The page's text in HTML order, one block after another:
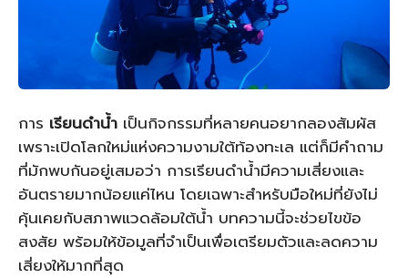
การ เรียนดำน้ำ เป็นกิจกรรมที่หลายคนอยากลองสัมผัส
เพราะเปิดโลกใหม่แห่งความงามใต้ท้องทะเล แต่ก็มีคำถาม
ที่มักพบกันอยู่เสมอว่า การเรียนดำน้ำมีความเสี่ยงและ
อันตรายมากน้อยแค่ไหน โดยเฉพาะสำหรับมือใหม่ที่ยังไม่
คุ้นเคยกับสภาพแวดล้อมใต้น้ำ บทความนี้จะช่วยไขข้อ
สงสัย พร้อมให้ข้อมูลที่จำเป็นเพื่อเตรียมตัวและลดความ
เสี่ยงให้มากที่สุด